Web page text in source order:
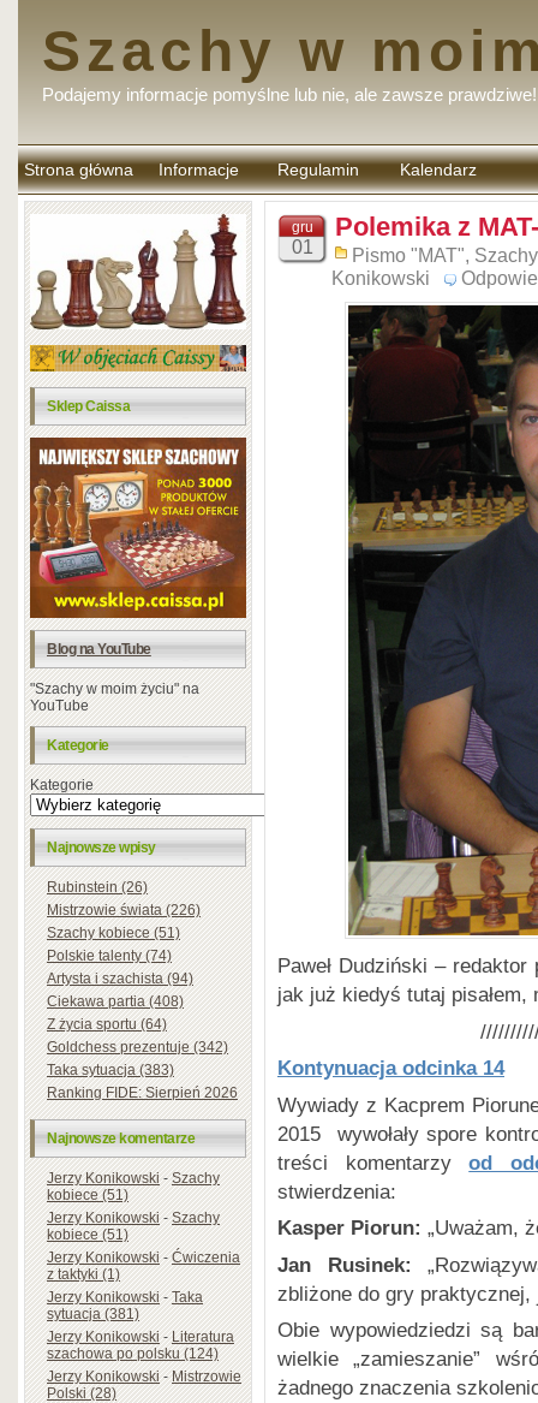
Szachy w
Podajemy informacje pomyślne lub nie, ale zawsze prawdziwe!
Strona główna Informacje Regulamin
komentarzy
Kalendarz
Sklep Caissa
Blog na YouTube
"Szachy w moim życiu" na
YouTube
Kategorie
Kategorie
Najnowsze wpisy
Rubinstein (26)
Mistrzowie świata (226)
Szachy kobiece (51)
Polskie talenty (74)
Artysta i szachista (94)
Ciekawa partia (408)
Z życia sportu (64)
Goldchess prezentuje (342)
Taka sytuacja (383)
Ranking FIDE: Sierpień 2026
Najnowsze komentarze
Jerzy Konikowski-Szachy
kobiece (51)
Jerzy Konikowski-Szachy
kobiece (51)
Jerzy Konikowski-Ćwiczenia
z taktyki (1)
Jerzy Konikowski-Taka
sytuacja (381)
Jerzy Konikowski-Literatura
szachowa po polsku (124)
Jerzy Konikowski-Mistrzowie
Polski (28)
gru
01
Polemika z
Pismo "MAT",
Konikowski
Paweł Dudziński –
jak już kiedyś tutaj
Kontynuacja odcinka 14
Wywiady z Kacprem
2015 wywołały spore
treści komentarzyod
stwierdzenia:
Kasper Piorun: „Uważam,
Jan Rusinek:
zbliżone do gry
Obie wypowiedziedzi są
wielkie „zamieszanie”
żadnego znaczenia